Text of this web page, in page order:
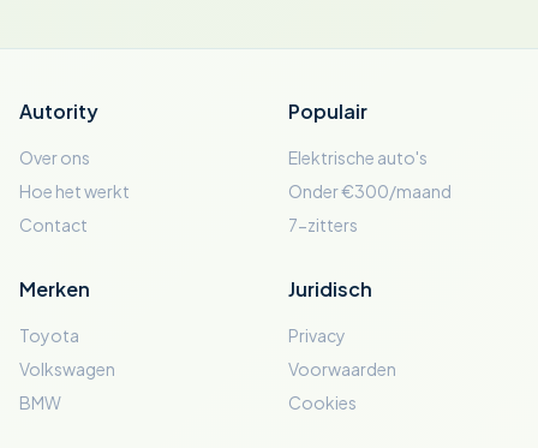
Autority
Over ons
Hoe het werkt
Contact
Populair
Elektrische auto's
Onder €300/maand
7-zitters
Merken
Toyota
Volkswagen
BMW
Juridisch
Privacy
Voorwaarden
Cookies